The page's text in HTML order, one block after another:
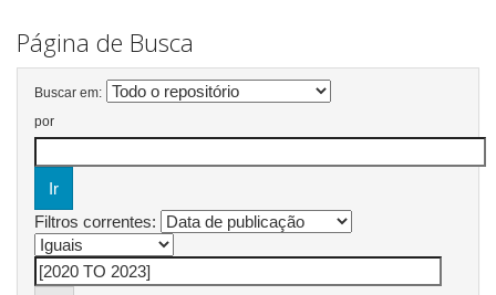
Página de Busca
Buscar em:
por
Filtros correntes: